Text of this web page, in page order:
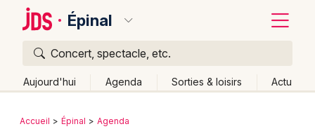
Épinal
Concert, spectacle, etc.
Aujourd'hui Agenda Sorties & loisirs Actu
Publier un événement
Retour
Accueil Épinal Agenda
Quoi ?
Où ?